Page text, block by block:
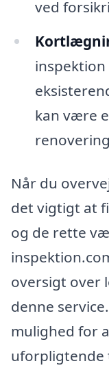
ved
kan være
Når du
det vigtigt at
og de rette
oversigt over
denne
mulighed for
uforpligtende